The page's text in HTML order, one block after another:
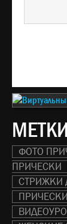
МЕТКИ
ФОТО
ПРИЧЕСКИ
СТРИЖКИ